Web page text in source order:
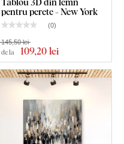
pentru perete - New York
(0)
de la 109,20 lei
145,50 lei